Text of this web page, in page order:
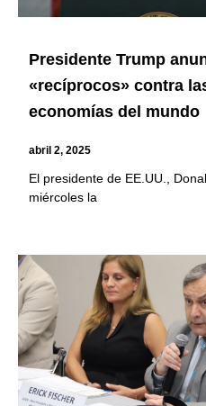
Presidente Trump
«recíprocos» contra
economías del mundo
abril 2, 2025
El presidente de EE.UU.,
miércoles la